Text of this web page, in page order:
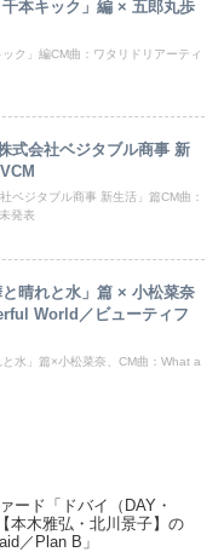
本キック」編 × 五郎丸歩
ク」編CM曲：ワタリドリアーティ
式会社ベジタブル商事 新
ベジタブル商事 新生活」篇CM曲：
発表
晴れと水」篇 × 小松菜奈
World／ビューティフ
水」篇×小松菜奈、CM曲：What a
ード「ドバイ（DAY・
本木雅弘・北川景子】の
／Plan B」